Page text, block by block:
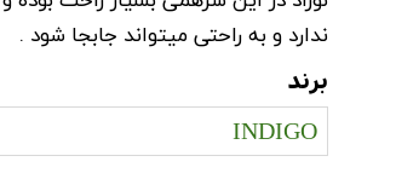
ندارد و به راحتی میتواند جابجا شود .
برند
INDIGO